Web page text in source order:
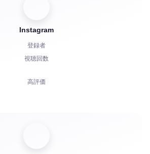
ボット起動
コメント
苦情
Instagram
登録者
視聴回数
高評価